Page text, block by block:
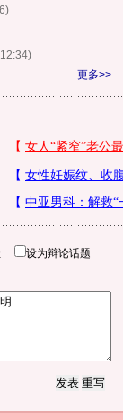
更多>>
设为辩论话题